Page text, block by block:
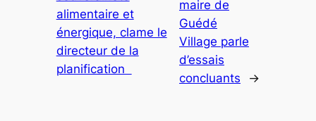
alimentaire et
énergique, clame le
directeur de la
planification
maire de
Guédé
Village parle
d’essais
concluants
→